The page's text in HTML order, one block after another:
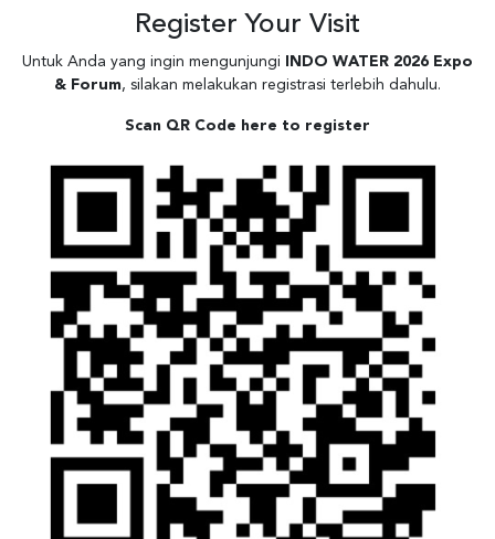
Register Your Visit
Untuk Anda yang ingin mengunjungi
INDO WATER 2026 Expo
& Forum, silakan melakukan registrasi terlebih dahulu.
Scan QR Code here to register